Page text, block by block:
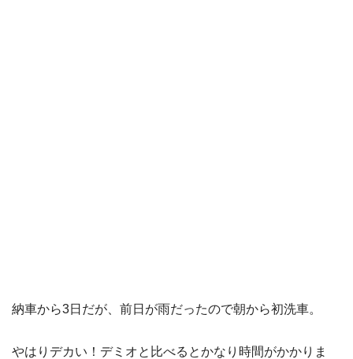
納車から3日だが、前日が雨だったので朝から初洗車。
やはりデカい！デミオと比べるとかなり時間がかかりま